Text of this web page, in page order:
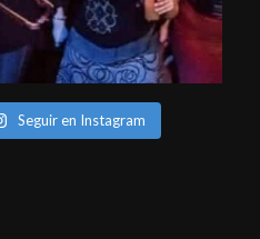
Seguir en Instagram